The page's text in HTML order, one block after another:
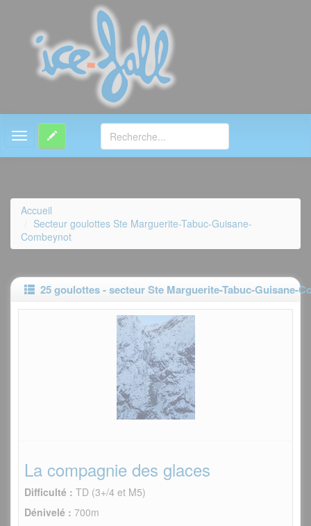
MENU
Accueil
Secteur goulottes Ste Marguerite-Tabuc-Guisane-
Combeynot
25 goulottes - secteur Ste Marguerite-Tabuc-Guisane-
La compagnie des glaces
Difficulté : TD (3+/4 et M5)
Dénivelé : 700m